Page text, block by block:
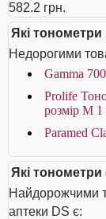
582.2 грн.
Які
Недорогими
Gamma
Prolife
розмір М
Paramed
Які
Найдорожчими
аптеки DS є: